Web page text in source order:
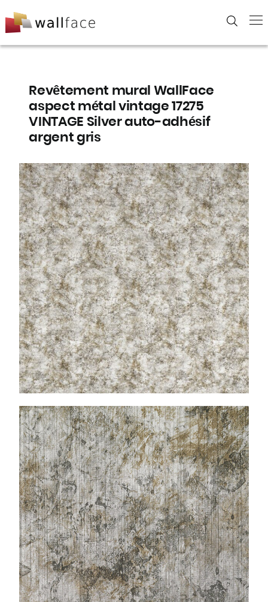
to
Revêtement mural WallFace
aspect métal vintage 17275
VINTAGE Silver auto-adhésif
argent gris